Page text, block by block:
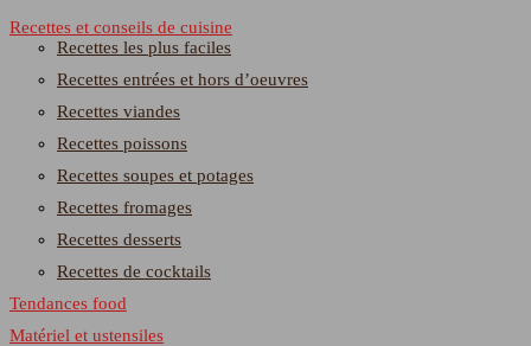
Recettes et conseils de cuisine
Recettes les plus faciles
Recettes entrées et hors d’oeuvres
Recettes viandes
Recettes poissons
Recettes soupes et potages
Recettes fromages
Recettes desserts
Recettes de cocktails
Tendances food
Matériel et ustensiles